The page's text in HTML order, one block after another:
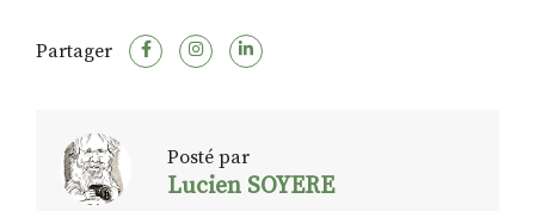
Partager
Posté par
Lucien SOYERE